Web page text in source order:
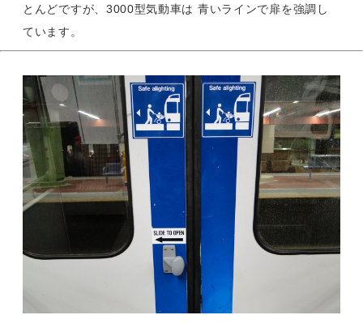
とんどですが、3000型気動車は 青いラインで扉を強調し
ています。